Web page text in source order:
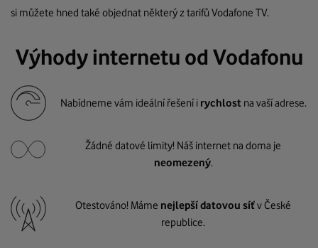
si můžete hned také objednat některý z tarifů Vodafone TV.
Výhody internetu od Vodafonu
Nabídneme vám ideální řešení i rychlost na vaší adrese.
Žádné datové limity! Náš internet na doma je
neomezený.
Otestováno! Máme nejlepší datovou síťv České
republice.